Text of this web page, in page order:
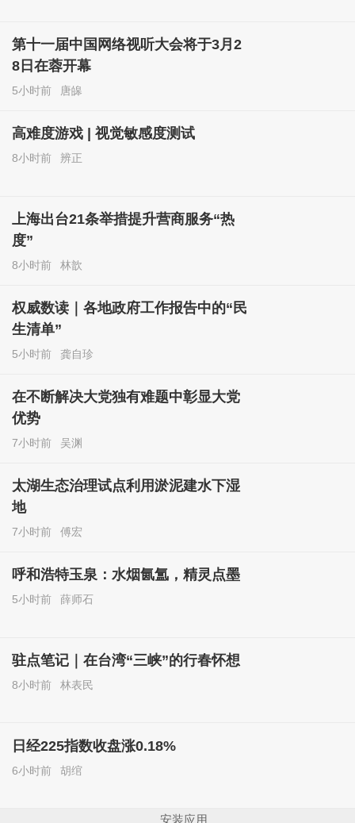
第十一届中国网络视听大会将于3月2
8日在蓉开幕
5小时前 唐皞
高难度游戏 | 视觉敏感度测试
8小时前 辨正
上海出台21条举措提升营商服务“热
度”
8小时前 林歆
权威数读｜各地政府工作报告中的“民
生清单”
5小时前 龚自珍
在不断解决大党独有难题中彰显大党
优势
7小时前 吴渊
太湖生态治理试点利用淤泥建水下湿
地
7小时前 傅宏
呼和浩特玉泉：水烟氤氲，精灵点墨
5小时前 薛师石
驻点笔记｜在台湾“三峡”的行春怀想
8小时前 林表民
日经225指数收盘涨0.18%
6小时前 胡绾
安装应用